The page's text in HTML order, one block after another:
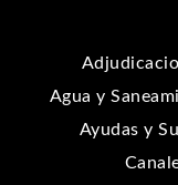
Agua y
Ayudas y